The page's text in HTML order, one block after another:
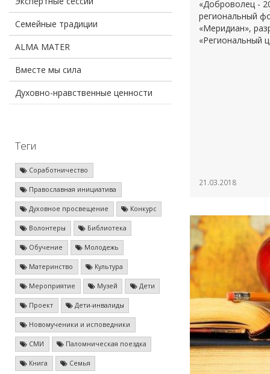
Семейные традиции
ALMA MATER
Вместе мы сила
Духовно-нравственные ценности
Теги
Соработничество
Православная инициатива
Духовное просвещение Конкурс
Волонтеры Библиотека
Обучение Молодежь
Материнство Культура
Мероприятие Музей Дети
Проект Дети-инвалиды
Новомученики и исповедники
СМИ Паломническая поездка
Книга Семья
«Доброволец -
региональный
«Меридиан»,
«Региональный
21.03.2018